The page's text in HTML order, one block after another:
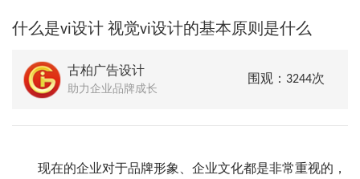
什么是vi设计 视觉vi设计的基本原则是什么
古柏广告设计
助力企业品牌成长
围观：3244次
现在的企业对于品牌形象、企业文化都是非常重视的，